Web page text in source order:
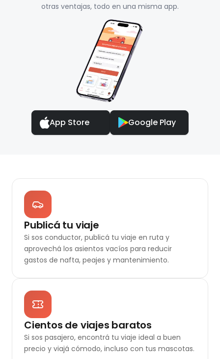
otras ventajas, todo en una misma app.
App Store Google Play
Publicá tu viaje
Si sos conductor, publicá tu viaje en ruta y
aprovechá los asientos vacíos para reducir
gastos de nafta, peajes y mantenimiento.
Cientos de viajes baratos
Si sos pasajero, encontrá tu viaje ideal a buen
precio y viajá cómodo, incluso con tus mascotas.